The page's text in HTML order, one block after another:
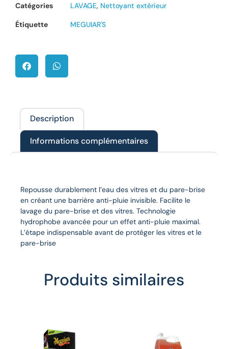
Catégories LAVAGE, Nettoyant extérieur
Étiquette MEGUIAR'S
Description
Informations complémentaires
Repousse durablement l’eau des vitres et du pare-brise
en créant une barrière anti-pluie invisible. Facilite le
lavage du pare-brise et des vitres. Technologie
hydrophobe avancée pour un effet anti-pluie maximal.
L’étape indispensable avant de protéger les vitres et le
pare-brise
Produits similaires